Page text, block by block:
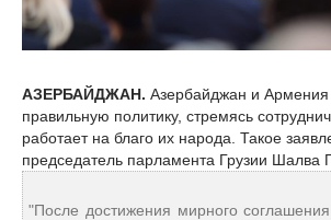
АЗЕРБАЙДЖАН. Азербайджан и Армения
правильную политику, стремясь
работает на благо их народа. Такое
председатель парламента Грузии Шалва
"После достижения мирного